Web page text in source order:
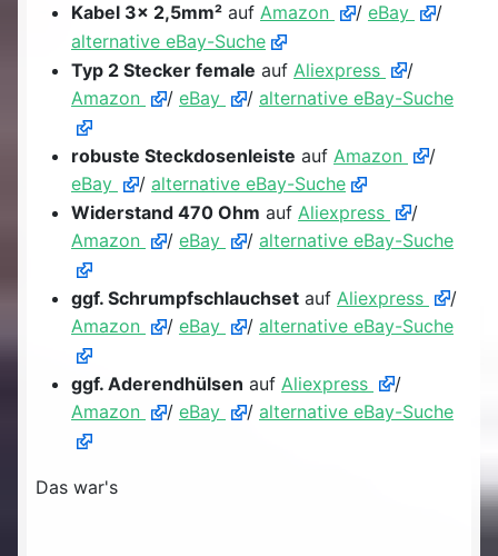
Kabel 3x 2,5mm² auf Amazon / eBay
/
alternative eBay-Suche
Typ 2 Stecker female auf Aliexpress
/
Amazon
/ eBay / alternative eBay-Suche
robuste Steckdosenleiste auf Amazon
/
eBay
/ alternative eBay-Suche
Widerstand 470 Ohm auf Aliexpress
/
Amazon
/ eBay / alternative eBay-Suche
ggf. Schrumpfschlauchset auf Aliexpress
/
Amazon
/ eBay / alternative eBay-Suche
ggf. Aderendhülsen auf Aliexpress
/
Amazon
/ eBay / alternative eBay-Suche
Das war's